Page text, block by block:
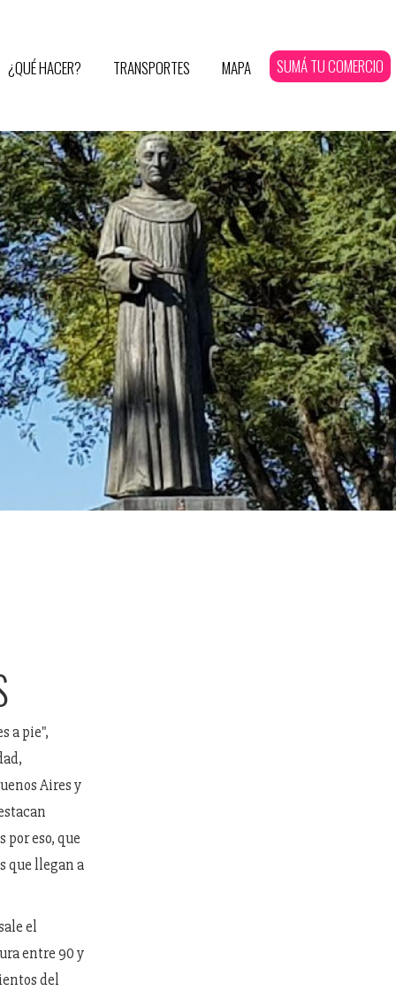
¿QUÉ HACER? TRANSPORTES MAPA SUMÁ TU COMERCIO
a pie",
Aires y
eso, que
que llegan a
el
entre 90 y
del